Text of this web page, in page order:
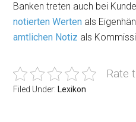
Banken treten auch bei
notierten Werten als
amtlichen Notiz als
Rate
Filed Under: Lexikon